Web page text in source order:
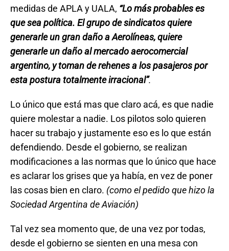
medidas de APLA y UALA, “Lo más probables es
que sea política. El grupo de sindicatos quiere
generarle un gran daño a Aerolíneas, quiere
generarle un daño al mercado aerocomercial
argentino, y toman de rehenes a los pasajeros por
esta postura totalmente irracional”.
Lo único que está mas que claro acá, es que nadie
quiere molestar a nadie. Los pilotos solo quieren
hacer su trabajo y justamente eso es lo que están
defendiendo. Desde el gobierno, se realizan
modificaciones a las normas que lo único que hace
es aclarar los grises que ya había, en vez de poner
las cosas bien en claro. (como el pedido que hizo la
Sociedad Argentina de Aviación)
Tal vez sea momento que, de una vez por todas,
desde el gobierno se sienten en una mesa con